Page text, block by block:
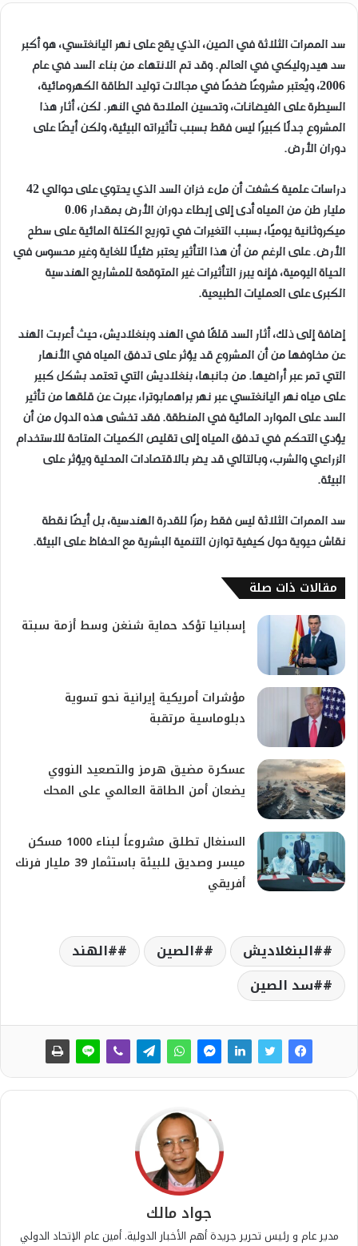
سد الممرات الثلاثة في الصين، الذي يقع على نهر اليانغتسي، هو أكبر
سد هيدروليكي في العالم. وقد تم الانتهاء من بناء السد في عام
2006، ويُعتبر مشروعًا ضخمًا في مجالات توليد الطاقة الكهرومائية،
السيطرة على الفيضانات، وتحسين الملاحة في النهر. لكن، أثار هذا
المشروع جدلًا كبيرًا ليس فقط بسبب تأثيراته البيئية، ولكن أيضًا على
دوران الأرض.
دراسات علمية كشفت أن ملء خزان السد الذي يحتوي على حوالي 42
مليار طن من المياه أدى إلى إبطاء دوران الأرض بمقدار 0.06
ميكروثانية يوميًا، بسبب التغيرات في توزيع الكتلة المائية على سطح
الأرض. على الرغم من أن هذا التأثير يعتبر ضئيلًا للغاية وغير محسوس في
الحياة اليومية، فإنه يبرز التأثيرات غير المتوقعة للمشاريع الهندسية
الكبرى على العمليات الطبيعية.
إضافة إلى ذلك، أثار السد قلقًا في الهند وبنغلاديش، حيث أعربت الهند
عن مخاوفها من أن المشروع قد يؤثر على تدفق المياه في الأنهار
التي تمر عبر أراضيها. من جانبها، بنغلاديش التي تعتمد بشكل كبير
على مياه نهر اليانغتسي عبر نهر براهمابوترا، عبرت عن قلقها من تأثير
السد على الموارد المائية في المنطقة. فقد تخشى هذه الدول من أن
يؤدي التحكم في تدفق المياه إلى تقليص الكميات المتاحة للاستخدام
الزراعي والشرب، وبالتالي قد يضر بالاقتصادات المحلية ويؤثر على
البيئة.
سد الممرات الثلاثة ليس فقط رمزًا للقدرة الهندسية، بل أيضًا نقطة
نقاش حيوية حول كيفية توازن التنمية البشرية مع الحفاظ على البيئة.
مقالات ذات صلة
إسبانيا تؤكد حماية شنغن وسط أزمة سبتة
مؤشرات أمريكية إيرانية نحو تسوية
دبلوماسية مرتقبة
عسكرة مضيق هرمز والتصعيد النووي
يضعان أمن الطاقة العالمي على المحك
السنغال تطلق مشروعاً لبناء 1000 مسكن
ميسر وصديق للبيئة باستثمار 39 مليار فرنك
أفريقي
#البنغلاديش #الصين
#الهند
#سد الصين
جواد مالك
مدير عام و رئيس تحرير جريدة أهم الأخبار الدولية. أمين عام الإتحاد الدولي